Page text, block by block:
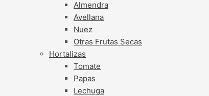
Almendra
Avellana
Nuez
Otras Frutas Secas
Hortalizas
Tomate
Papas
Lechuga